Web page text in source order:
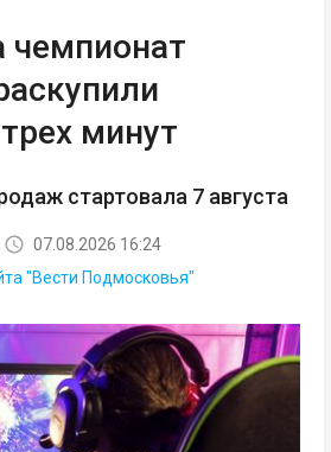
чемпионат
минут
стартовала 7 августа
07.08.2026 16:24
"Вести Подмосковья"